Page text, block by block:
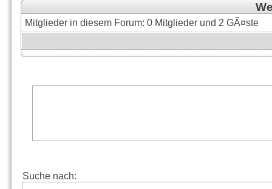
Mitglieder in diesem Forum: 0 Mitglieder und 2 GÃ¤ste
Suche nach: